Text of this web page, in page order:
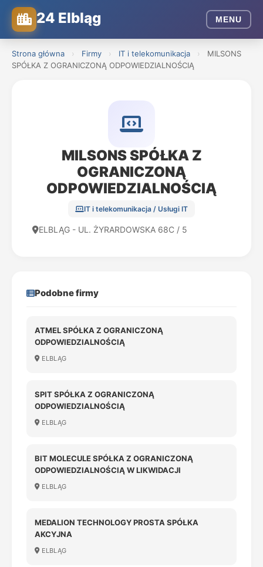
24 Elbląg MENU
Strona główna › Firmy › IT i telekomunikacja ›
MILSONS
SPÓŁKA Z OGRANICZONĄ ODPOWIEDZIALNOŚCIĄ
MILSONS SPÓŁKA Z
OGRANICZONĄ
ODPOWIEDZIALNOŚCIĄ
IT i telekomunikacja / Usługi IT
ELBLĄG - UL. ŻYRARDOWSKA 68C / 5
Podobne firmy
ATMEL SPÓŁKA Z OGRANICZONĄ
ODPOWIEDZIALNOŚCIĄ
ELBLĄG
SPIT SPÓŁKA Z OGRANICZONĄ
ODPOWIEDZIALNOŚCIĄ
ELBLĄG
BIT MOLECULE SPÓŁKA Z OGRANICZONĄ
ODPOWIEDZIALNOŚCIĄ W LIKWIDACJI
ELBLĄG
MEDALION TECHNOLOGY PROSTA SPÓŁKA
AKCYJNA
ELBLĄG